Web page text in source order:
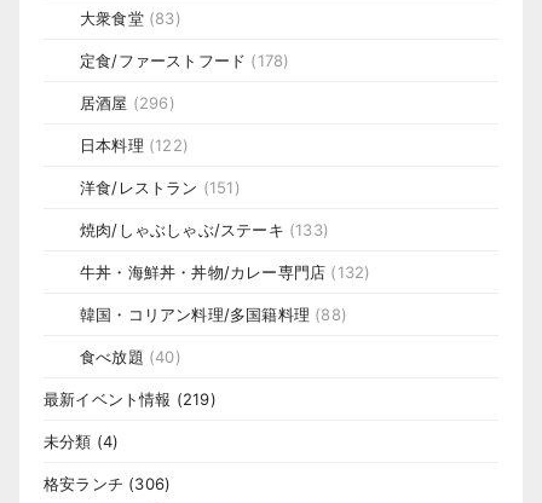
大衆食堂(83)
定食/ファーストフード (178)
居酒屋 (296)
日本料理 (122)
洋食/レストラン (151)
焼肉/しゃぶしゃぶ/ステーキ (133)
牛丼・海鮮丼・丼物/カレー専門店 (132)
韓国・コリアン料理/多国籍料理 (88)
食べ放題 (40)
最新イベント情報 (219)
未分類 (4)
格安ランチ (306)